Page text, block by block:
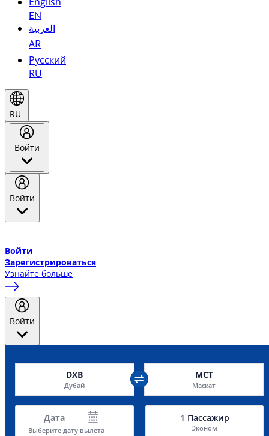
EN
العربية
AR
Русский
RU
RU
Войти
Войти
Войти
Зарегистрироваться
Узнайте больше
Войти
DXB
Дубай
MCT
Маскат
Дата
Выберите дату вылета
1 Пассажир
Эконом